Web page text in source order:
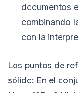
documentos
combinando
con la
Los puntos de
sólido: En el